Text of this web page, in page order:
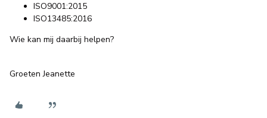
ISO9001:2015
ISO13485:2016
Wie kan mij daarbij helpen?
Groeten Jeanette